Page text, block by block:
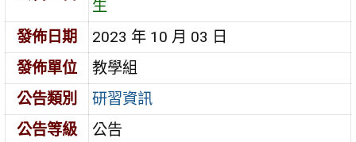
生
發佈日期
2023 年 10 月 03 日
發佈單位
教學組
公告類別
研習資訊
公告等級
公告